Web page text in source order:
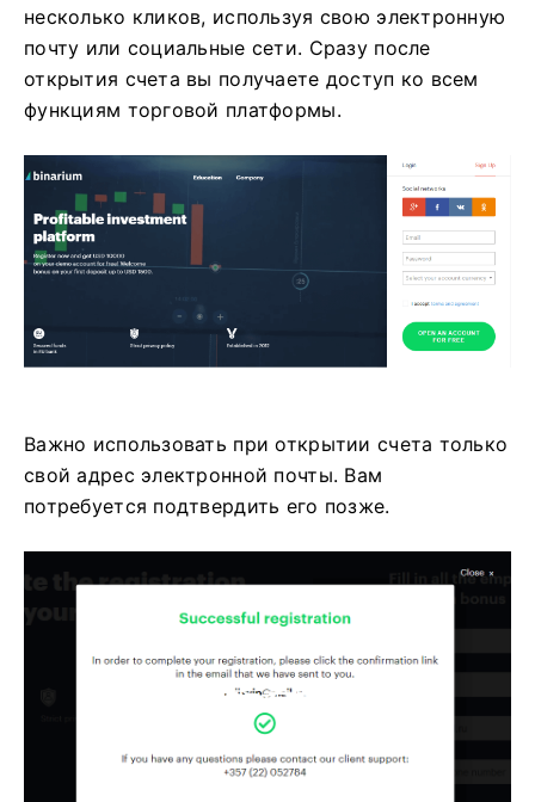
несколько кликов, используя свою электронную
почту или социальные сети. Сразу после
открытия счета вы получаете доступ ко всем
функциям торговой платформы.
Важно использовать при открытии счета только
свой адрес электронной почты. Вам
потребуется подтвердить его позже.